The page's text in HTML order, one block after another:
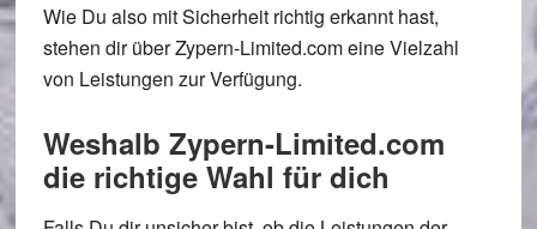
Wie Du also mit Sicherheit richtig erkannt hast,
stehen dir über Zypern-Limited.com eine Vielzahl
von Leistungen zur Verfügung.
Weshalb Zypern-Limited.com
die richtige Wahl für dich